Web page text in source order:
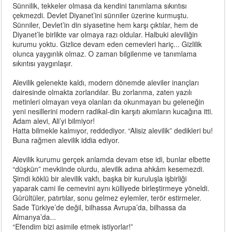
Sünnilik, tekkeler olmasa da kendini tanımlama sıkıntısı
çekmezdi. Devlet Diyanet’ini sünniler üzerine kurmuştu.
Sünniler, Devlet’in din siyasetine hem karşı çıktılar, hem de
Diyanet’le birlikte var olmaya razı oldular. Halbuki aleviliğin
kurumu yoktu. Gizlice devam eden cemevleri hariç... Gizlilik
olunca yaygınlık olmaz. O zaman bilgilenme ve tanımlama
sıkıntısı yaygınlaşır.
Alevilik gelenekte kaldı, modern dönemde aleviler inançları
dairesinde olmakta zorlandılar. Bu zorlanma, zaten yazılı
metinleri olmayan veya olanları da okunmayan bu geleneğin
yeni nesillerini modern radikal-din karşıtı akımların kucağına itti.
Adam alevi, Ali’yi bilmiyor!
Hatta bilmekle kalmıyor, reddediyor. “Alisiz alevilik” dedikleri bu!
Buna rağmen alevilik iddia ediyor.
Alevilik kurumu gerçek anlamda devam etse idi, bunlar elbette
“düşkün” mevkiinde olurdu, alevilik adına ahkâm kesemezdi.
Şimdi köklü bir alevilik vakfı, başka bir kuruluşla işbirliği
yaparak cami ile cemevini aynı külliyede birleştirmeye yöneldi.
Gürültüler, patırtılar, sonu gelmez eylemler, terör estirmeler.
Sade Türkiye’de değil, bilhassa Avrupa’da, bilhassa da
Almanya’da...
“Efendim bizi asimile etmek istiyorlar!”